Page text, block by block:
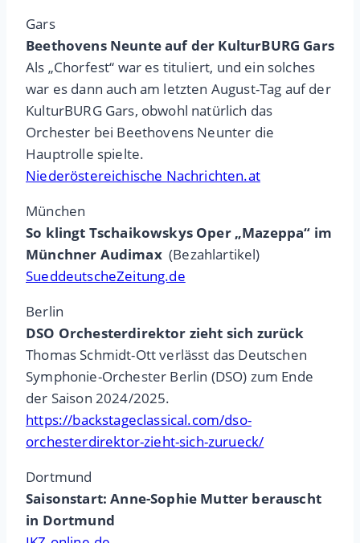
Gars
Beethovens Neunte auf der KulturBURG Gars
Als „Chorfest“ war es tituliert, und ein solches
war es dann auch am letzten August-Tag auf der
KulturBURG Gars, obwohl natürlich das
Orchester bei Beethovens Neunter die
Hauptrolle spielte.
Niederöstereichische Nachrichten.at
München
So klingt Tschaikowskys Oper „Mazeppa“ im
Münchner Audimax(Bezahlartikel)
SueddeutscheZeitung.de
Berlin
DSO Orchesterdirektor zieht sich zurück
Thomas Schmidt-Ott verlässt das Deutschen
Symphonie-Orchester Berlin (DSO) zum Ende
der Saison 2024/2025.
https://backstageclassical.com/dso-
orchesterdirektor-zieht-sich-zurueck/
Dortmund
Saisonstart: Anne-Sophie Mutter berauscht
in Dortmund